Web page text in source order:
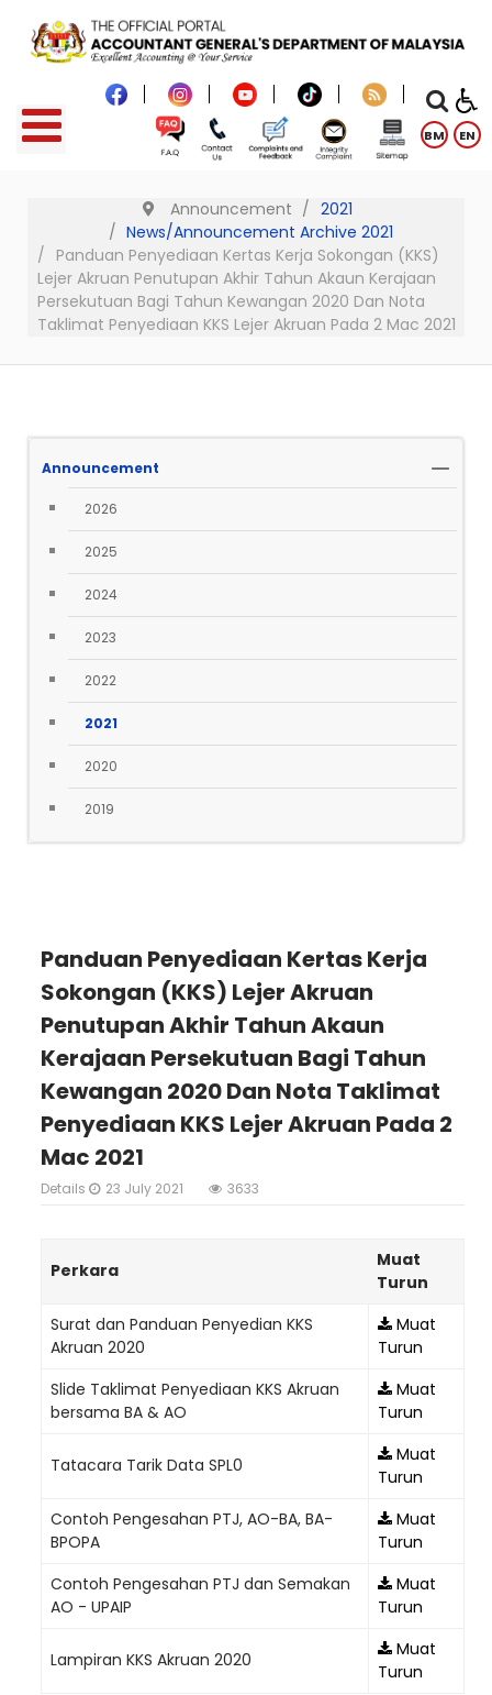
BM EN
Announcement
2021
News/Announcement Archive 2021
Panduan Penyediaan Kertas Kerja Sokongan (KKS)
Lejer Akruan Penutupan Akhir Tahun Akaun Kerajaan
Persekutuan Bagi Tahun Kewangan 2020 Dan Nota
Taklimat Penyediaan KKS Lejer Akruan Pada 2 Mac 2021
Announcement
2026
2025
2024
2023
2022
2021
2020
2019
Panduan Penyediaan Kertas Kerja
Sokongan (KKS) Lejer Akruan
Penutupan Akhir Tahun Akaun
Kerajaan Persekutuan Bagi Tahun
Kewangan 2020 Dan Nota Taklimat
Penyediaan KKS Lejer Akruan Pada 2
Mac 2021
Details 23 July 2021 3633
Perkara
Muat
Turun
Surat dan Panduan Penyedian KKS
Akruan 2020
Muat
Turun
Slide Taklimat Penyediaan KKS Akruan
bersama BA & AO
Muat
Turun
Tatacara Tarik Data SPL0
Muat
Turun
Contoh Pengesahan PTJ, AO-BA, BA-
BPOPA
Muat
Turun
Contoh Pengesahan PTJ dan Semakan
AO - UPAIP
Muat
Turun
Lampiran KKS Akruan 2020
Muat
Turun